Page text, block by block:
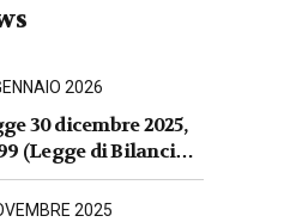
2026
30 dicembre 2025,
(Legge di Bilancio
commentata
principali novità
2025